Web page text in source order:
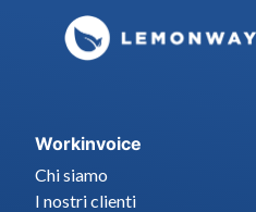
Workinvoice
Chi siamo
I nostri clienti